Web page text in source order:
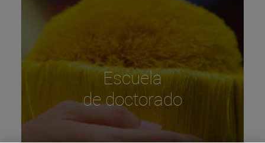
Escuela
de doctorado